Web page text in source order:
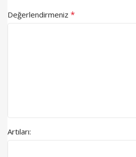
Değerlendirmeniz *
Artıları: